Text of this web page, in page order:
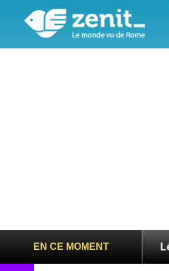
EN CE MOMENT
Léon XIV en France :